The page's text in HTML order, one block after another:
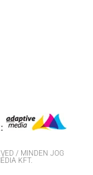
/ MINDEN JOG
KFT.